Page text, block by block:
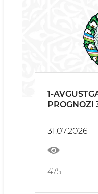
1-
PROGNOZI
31.07.2026
475